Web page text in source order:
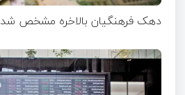
دهک فرهنگیان بالاخره مشخص شد